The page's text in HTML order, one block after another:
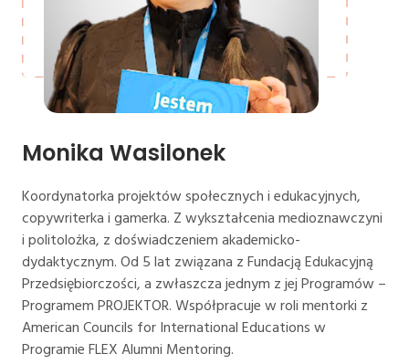
Monika Wasilonek
Koordynatorka projektów społecznych i edukacyjnych,
copywriterka i gamerka. Z wykształcenia medioznawczyni
i politolożka, z doświadczeniem akademicko-
dydaktycznym. Od 5 lat związana z Fundacją Edukacyjną
Przedsiębiorczości, a zwłaszcza jednym z jej Programów –
Programem PROJEKTOR. Współpracuje w roli mentorki z
American Councils for International Educations w
Programie FLEX Alumni Mentoring.